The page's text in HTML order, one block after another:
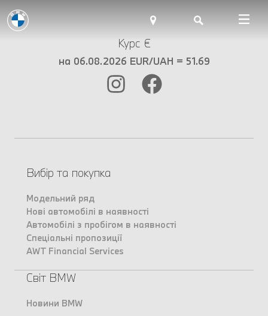
Курс €
на 06.08.2026 EUR/UAH = 51.69
Вибір та покупка
Модельний ряд
Нові автомобілі в наявності
Автомобілі з пробігом в наявності
Спеціальні пропозиції
AWT Financial Services
Світ BMW
Новини BMW